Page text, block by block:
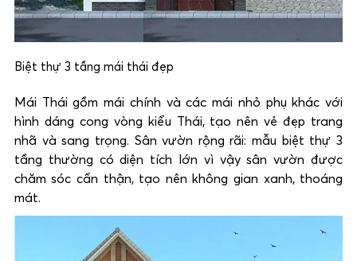
Biệt thự 3 tầng mái thái đẹp
Mái Thái gồm mái chính và các mái nhỏ phụ khác với
hình dáng cong vòng kiểu Thái, tạo nên vẻ đẹp trang
nhã và sang trọng. Sân vườn rộng rãi: mẫu biệt thự 3
tầng thường có diện tích lớn vì vậy sân vườn được
chăm sóc cẩn thận, tạo nên không gian xanh, thoáng
mát.